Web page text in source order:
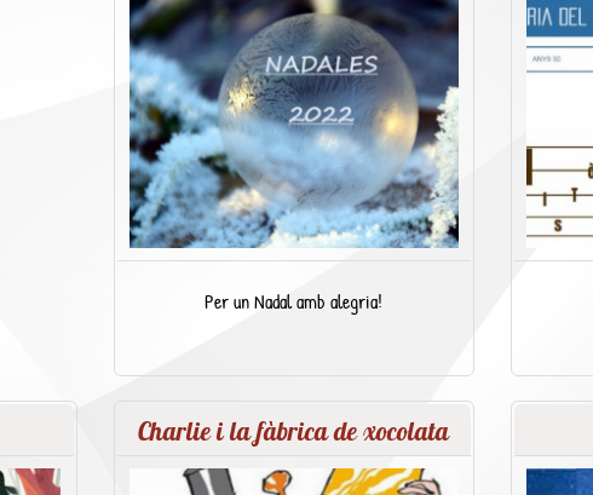
Per un Nadal amb alegria!
Charlie i la fàbrica de xocolata